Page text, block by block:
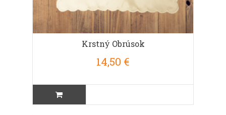
Krstný Obrúsok
14,50 €